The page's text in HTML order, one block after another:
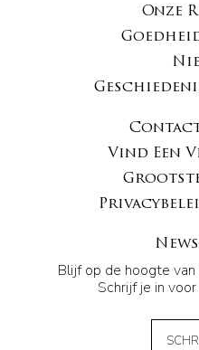
Onze
Vind Een
Blijf op de hoogte
Schrijf je in